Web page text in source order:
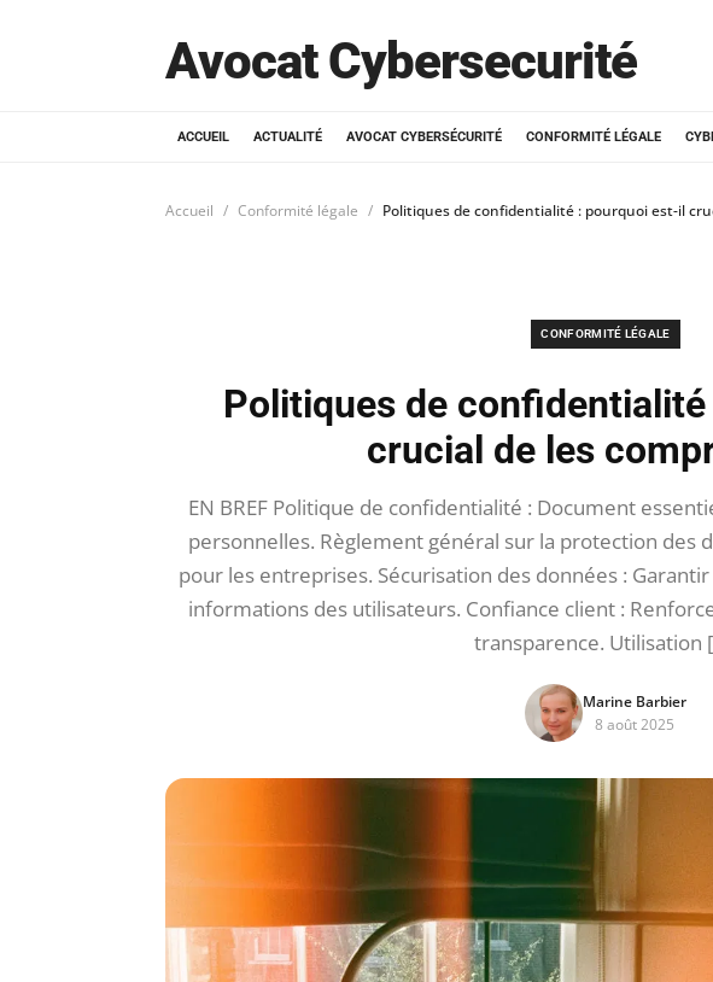
Avocat Cybersecurité
ACCUEIL ACTUALITÉ AVOCAT CYBERSÉCURITÉ CONFORMITÉ LÉGALE
Accueil Conformité légale Politiques de confidentialité : pourquoi est-il
CONFORMITÉ LÉGALE
Politiques de
crucial de les
EN BREF Politique de confidentialité : Document
personnelles. Règlement général sur la protection des
pour les entreprises. Sécurisation des données :
informations des utilisateurs. Confiance client :
transparence. Utilisation
Marine Barbier
8 août 2025